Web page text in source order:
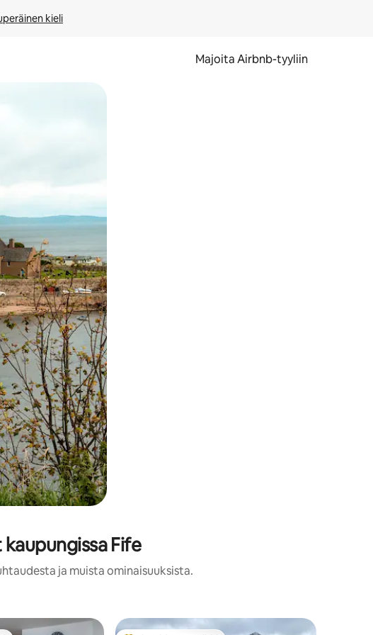
kieli
Majoita Airbnb-tyyliin
Fife
ja muista ominaisuuksista.